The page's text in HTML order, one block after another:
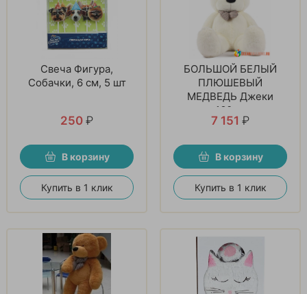
Свеча Фигура,
Собачки, 6 см, 5 шт
250 ₽
В корзину
Купить в 1 клик
БОЛЬШОЙ БЕЛЫЙ
ПЛЮШЕВЫЙ
МЕДВЕДЬ Джеки
160см
7 151 ₽
В корзину
Купить в 1 клик